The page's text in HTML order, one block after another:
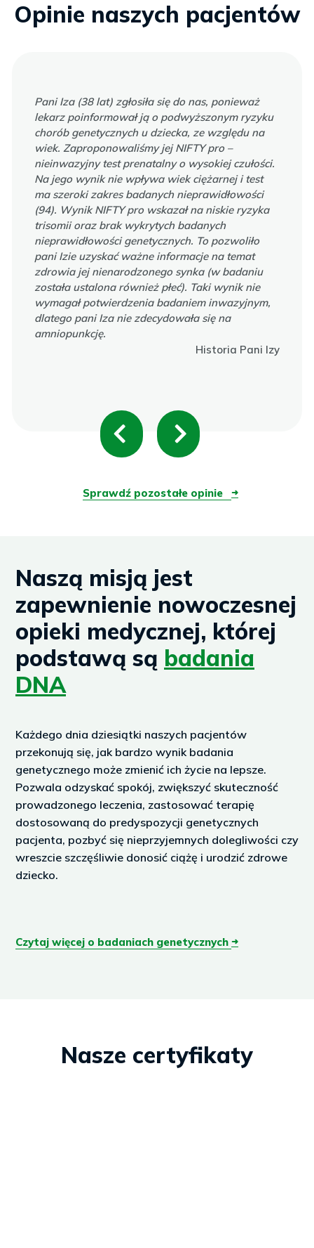
Opinie naszych pacjentów
Pani Iza (38 lat) zgłosiła się do nas, ponieważ
lekarz poinformował ją o podwyższonym ryzyku
chorób genetycznych u dziecka, ze względu na
wiek. Zaproponowaliśmy jej NIFTY pro –
nieinwazyjny test prenatalny o wysokiej czułości.
Na jego wynik nie wpływa wiek ciężarnej i test
ma szeroki zakres badanych nieprawidłowości
(94). Wynik NIFTY pro wskazał na niskie ryzyka
trisomii oraz brak wykrytych badanych
nieprawidłowości genetycznych. To pozwoliło
pani Izie uzyskać ważne informacje na temat
zdrowia jej nienarodzonego synka (w badaniu
została ustalona również płeć). Taki wynik nie
wymagał potwierdzenia badaniem inwazyjnym,
dlatego pani Iza nie zdecydowała się na
amniopunkcję.
Historia Pani Izy
P
r
e
o
u
s
N
e
x
Sprawdź pozostałe opinie ➜
Naszą misją jest
zapewnienie nowoczesnej
opieki medycznej, której
podstawą są badania
DNA
Każdego dnia dziesiątki naszych pacjentów
przekonują się, jak bardzo wynik badania
genetycznego może zmienić ich życie na lepsze.
Pozwala odzyskać spokój, zwiększyć skuteczność
prowadzonego leczenia, zastosować terapię
dostosowaną do predyspozycji genetycznych
pacjenta, pozbyć się nieprzyjemnych dolegliwości czy
wreszcie szczęśliwie donosić ciążę i urodzić zdrowe
dziecko.
Czytaj więcej o badaniach genetycznych ➜
Nasze certyfikaty